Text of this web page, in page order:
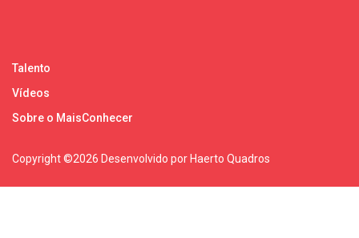
Talento
Vídeos
Sobre o MaisConhecer
Copyright ©2026 Desenvolvido por Haerto Quadros